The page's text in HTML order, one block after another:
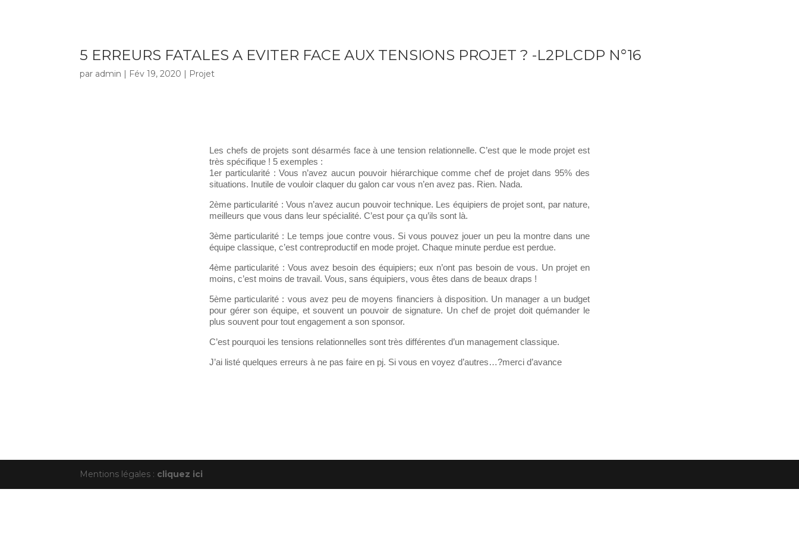
5 ERREURS FATALES A EVITER FACE AUX TENSIONS PROJET ? -L2PLCDP N°16
par admin | Fév 19, 2020 | Projet
Les chefs de projets sont désarmés face à une tension relationnelle. C’est que le mode projet est
très spécifique ! 5 exemples :
1er particularité : Vous n’avez aucun pouvoir hiérarchique comme chef de projet dans 95% des
situations. Inutile de vouloir claquer du galon car vous n’en avez pas. Rien. Nada.
2ème particularité : Vous n’avez aucun pouvoir technique. Les équipiers de projet sont, par nature,
meilleurs que vous dans leur spécialité. C’est pour ça qu’ils sont là.
3ème particularité : Le temps joue contre vous. Si vous pouvez jouer un peu la montre dans une
équipe classique, c’est contreproductif en mode projet. Chaque minute perdue est perdue.
4ème particularité : Vous avez besoin des équipiers; eux n’ont pas besoin de vous. Un projet en
moins, c’est moins de travail. Vous, sans équipiers, vous êtes dans de beaux draps !
5ème particularité : vous avez peu de moyens financiers à disposition. Un manager a un budget
pour gérer son équipe, et souvent un pouvoir de signature. Un chef de projet doit quémander le
plus souvent pour tout engagement a son sponsor.
C’est pourquoi les tensions relationnelles sont très différentes d’un management classique.
J’ai listé quelques erreurs à ne pas faire en pj. Si vous en voyez d’autres…?merci d’avance
Mentions légales : cliquez ici